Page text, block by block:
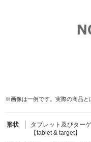
キ
フリーワードで検索
※画像は一例です。実際の商品と
形状
タブレット及びター
【tablet & target】